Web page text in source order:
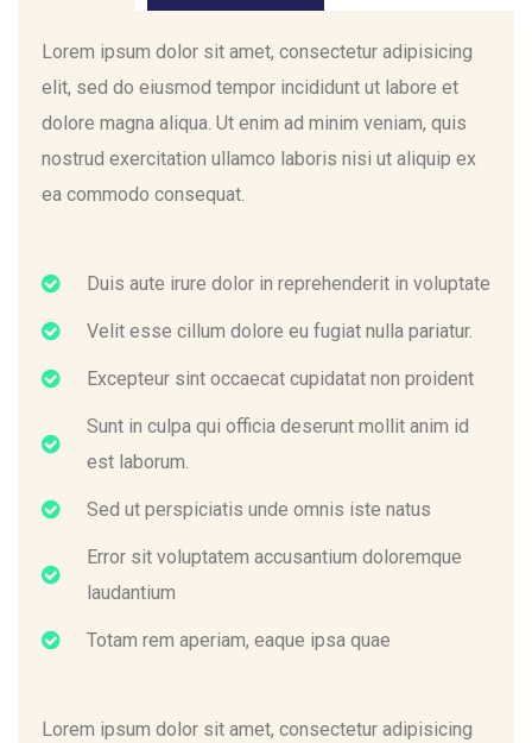
Lorem ipsum dolor sit amet, consectetur adipisicing
elit, sed do eiusmod tempor incididunt ut labore et
dolore magna aliqua. Ut enim ad minim veniam, quis
nostrud exercitation ullamco laboris nisi ut aliquip ex
ea commodo consequat.
Duis aute irure dolor in reprehenderit in voluptate
Velit esse cillum dolore eu fugiat nulla pariatur.
Excepteur sint occaecat cupidatat non proident
Sunt in culpa qui officia deserunt mollit anim id
est laborum.
Sed ut perspiciatis unde omnis iste natus
Error sit voluptatem accusantium doloremque
laudantium
Totam rem aperiam, eaque ipsa quae
Lorem ipsum dolor sit amet, consectetur adipisicing